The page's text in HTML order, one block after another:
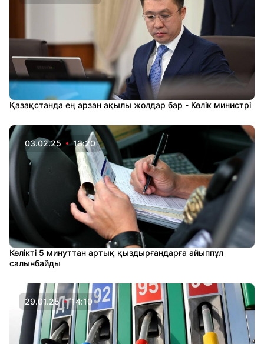
Қазақстанда ең арзан ақылы жолдар бар - Көлік министрі
03.02.25 13:20
Көлікті 5 минуттан артық қыздырғандарға айыппұл
салынбайды
29.01.25 14:10